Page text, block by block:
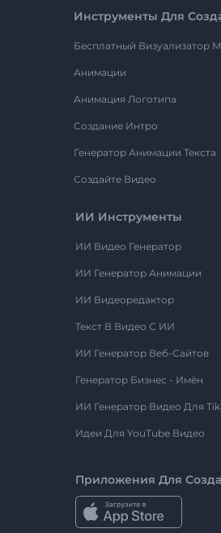
Инструменты Для
Бесплатный Визуализатор
Анимации
Анимация Логотипа
Создание Интро
Генератор Анимации Текста
Создайте Видео
ИИ Инструменты
ИИ Видео Генератор
ИИ Генератор Анимации
ИИ Видеоредактор
Текст В Видео С ИИ
ИИ Генератор Веб-Сайтов
Генератор Бизнес - Имён
ИИ Генератор Видео Для
Идеи Для YouTube Видео
Приложения Для